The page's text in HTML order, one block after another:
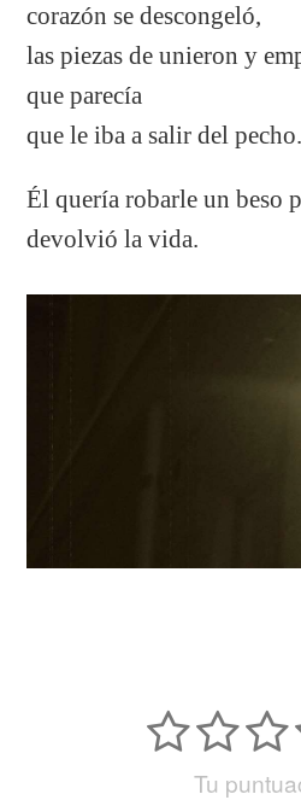
corazón se descongeló,
las piezas de unieron y
que parecía
que le iba a salir del pecho.
Él quería robarle un beso
devolvió la vida.
Tu